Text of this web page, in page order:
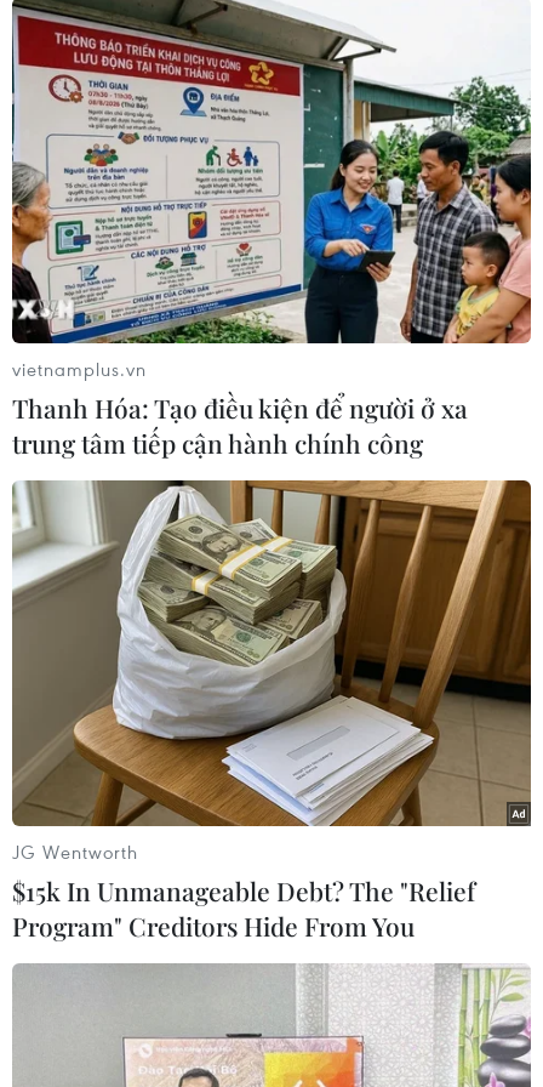
#Indonesia #Thiên tai #Thảm họa
#Thiệt hại kinh tế
Indonesia
Theo dõi VietnamPlus
TIN CÙNG CHUYÊN MỤC
59 năm ASEAN: Hy Lạp mong muốn
phát triển hơn nữa quan hệ với
08/08/2026 04:43
59 năm ASEAN: Gắn kết tình hữu
nghị ASEAN tại nước Nga
08/08/2026 03:51
Để ASEAN không chỉ thích ứng với
thời đại, mà còn chủ động kiến tạo và
phát huy hiệu quả vai trò
08/08/2026 00:39
vietnamplus.vn
Thanh Hóa: Tạo điều kiện để người ở xa
trung tâm tiếp cận hành chính công
JG Wentworth
$15k In Unmanageable Debt? The "Relief
Program" Creditors Hide From You